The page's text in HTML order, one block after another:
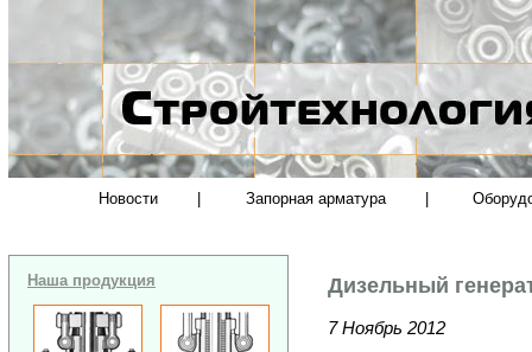
Новости Запорная арматура
Наша продукция Дизельный
7 Ноябрь 2012